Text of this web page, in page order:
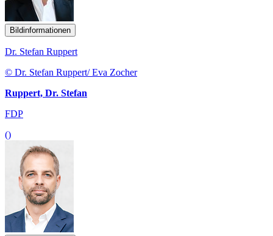
Bildinformationen
Dr. Stefan Ruppert
© Dr. Stefan Ruppert/ Eva Zocher
Ruppert, Dr. Stefan
FDP
()